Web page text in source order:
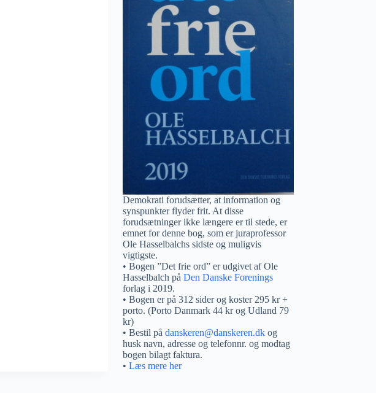
Demokrati forudsætter, at information og
synspunkter flyder frit. At disse
forudsætninger ikke længere er til stede, er
emnet for denne bog, som er juraprofessor
Ole Hasselbalchs sidste og muligvis
vigtigste.
• Bogen ”Det frie ord” er udgivet af Ole
Hasselbalch påDen Danske Forenings
forlag i 2019.
• Bogen er på 312 sider og koster 295 kr +
porto. (Porto Danmark 44 kr og Udland 79
kr)
• Bestil pådanskeren@danskeren.dk og
husk navn, adresse og telefonnr. og modtag
bogen bilagt faktura.
•Læs mere her